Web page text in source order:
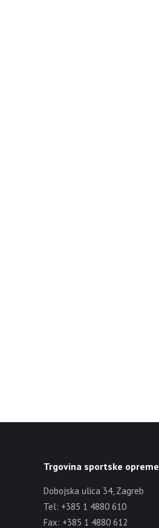
Trgovina sportske opreme
Dobojska ulica 34, Zagreb
Tel: +385 1 4880 610
Fax: +385 1 4880 612